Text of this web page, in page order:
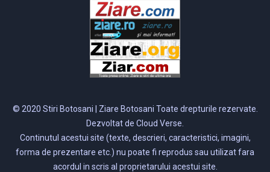
© 2020 Stiri Botosani | Ziare Botosani Toate drepturile rezervate.
Dezvoltat de Cloud Verse.
Continutul acestui site (texte, descrieri, caracteristici, imagini,
forma de prezentare etc.) nu poate fi reprodus sau utilizat fara
acordul in scris al proprietarului acestui site.